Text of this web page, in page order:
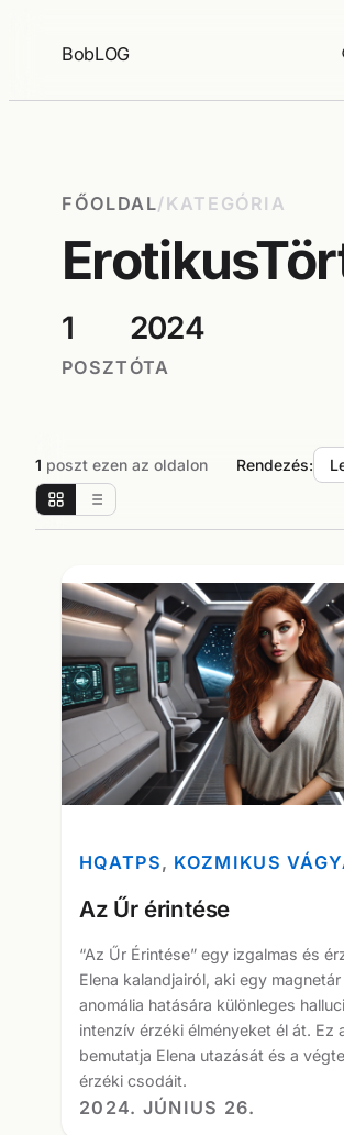
BobLOG
FŐOLDAL/KATEGÓRIA
1
POSZT
2024
ÓTA
1 poszt ezen az oldalon Rendezés:
HQATPS, KOZMIKUS
Az Űr érintése
“Az Űr Érintése” egy izgalmas és
Elena kalandjairól, aki egy
anomália hatására különleges
intenzív érzéki élményeket él át. Ez
bemutatja Elena utazását és a
érzéki csodáit.
2024. JÚNIUS 26.